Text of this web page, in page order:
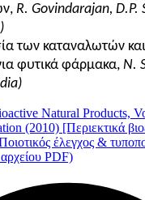
R. Govindarajan, D.P.
των καταναλωτών και
φυτικά φάρμακα, N.
PDF)